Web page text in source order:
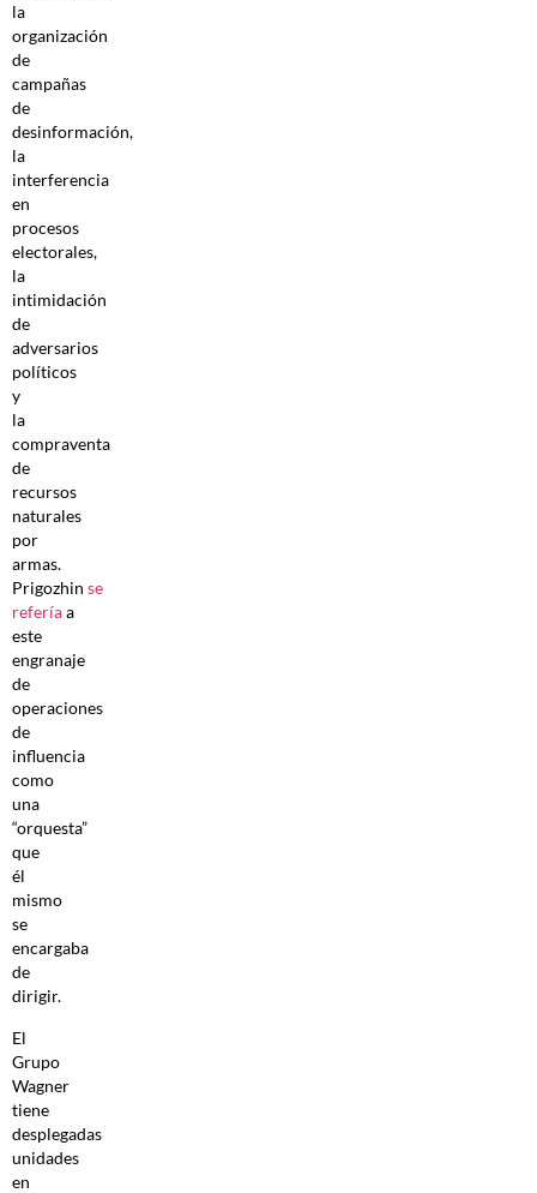
la
organización
de
campañas
de
desinformación,
la
interferencia
en
procesos
electorales,
la
intimidación
de
adversarios
políticos
y
la
compraventa
de
recursos
naturales
por
armas.
Prigozhin se
referíaa
este
engranaje
de
operaciones
de
influencia
como
una
“orquesta”
que
él
mismo
se
encargaba
de
dirigir.
El
Grupo
Wagner
tiene
desplegadas
unidades
en